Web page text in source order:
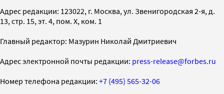
Адрес редакции: 123022, г. Москва, ул. Звенигородская 2-я, д.
13, стр. 15, эт. 4, пом. X, ком. 1
Главный редактор: Мазурин Николай Дмитриевич
Адрес электронной почты редакции: press-release@forbes.ru
Номер телефона редакции: +7 (495) 565-32-06